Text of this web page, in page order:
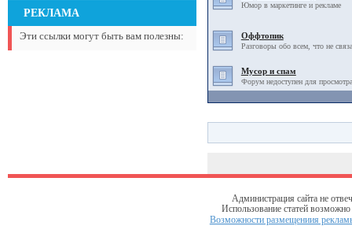
РЕКЛАМА
Эти ссылки могут быть вам полезны:
Юмор в маркетинге и рекламе
Оффтопик
Разговоры обо всем, что не
Мусор и спам
Форум недоступен для
Администрация сайта не
Использование статей
Возможности размещениия